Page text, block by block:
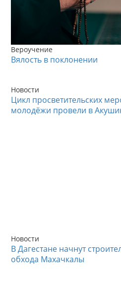
Вероучение
Вялость в поклонении
Новости
Цикл просветительских
молодёжи провели в
Новости
В Дагестане начнут
обхода Махачкалы